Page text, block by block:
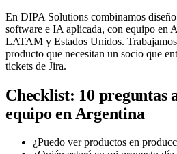
En DIPA Solutions combinamos
software e IA aplicada, con equipo en
LATAM y Estados Unidos.
producto que necesitan un socio que
tickets de Jira.
Checklist: 10 preguntas
equipo en Argentina
¿Puedo ver productos en